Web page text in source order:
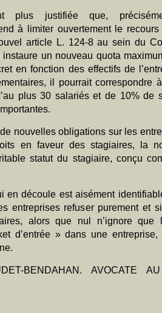
plus justifiée que,
à limiter ouvertement le
article L. 124-8 au sein du
un nouveau quota
en fonction des effectifs de
il pourrait correspondre
plus 30 salariés et de 10% de
nouvelles obligations sur les
en faveur des stagiaires, la
statut du stagiaire, conçu
en découle est aisément
entreprises refuser purement et
alors que nul n’ignore que
d’entrée » dans une
BENDAHAN. AVOCATE